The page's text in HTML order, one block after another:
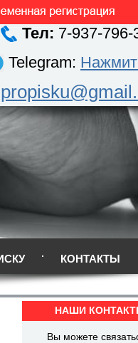
Тел: 7-937-796-
Telegram:
КОНТАКТЫ
НАШИ
Вы можете